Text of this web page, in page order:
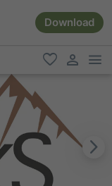
Download
favoriti